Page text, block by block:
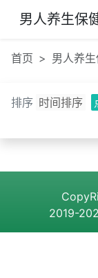
男人养生保
首页 男人养
排序 时间排序
2019-